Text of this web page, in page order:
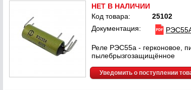
НЕТ В НАЛИЧИИ
Код товара:
25102
Документация:
Реле РЭС55а - герконовое,
пылебрызгозащищённое
Уведомить о поступлении